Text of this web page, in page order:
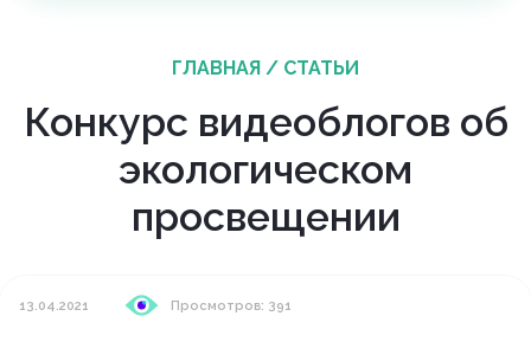
ГЛАВНАЯ / СТАТЬИ
Конкурс видеоблогов об
экологическом
просвещении
13.04.2021 Просмотров: 391